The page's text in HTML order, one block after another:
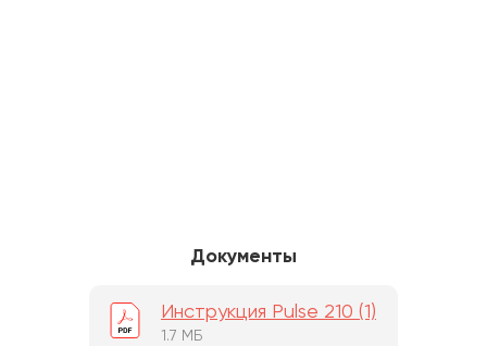
Документы
Инструкция Pulse 210 (1)
1.7 МБ